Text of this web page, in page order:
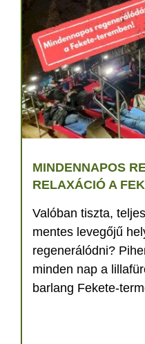
MINDENNAPOS
RELAXÁCIÓ A
Valóban tiszta,
mentes levegőjű
regenerálódni?
minden nap a
barlang Fekete-